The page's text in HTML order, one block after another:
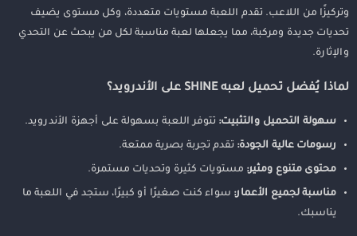
وتركيزًا من اللاعب. تقدم اللعبة مستويات متعددة، وكل مستوى يضيف
تحديات جديدة ومركبة، مما يجعلها لعبة مناسبة لكل من يبحث عن التحدي
والإثارة.
لماذا يُفضل تحميل لعبه SHINE على الأندرويد؟
سهولة التحميل والتثبيت: تتوفر اللعبة بسهولة على أجهزة الأندرويد.
رسومات عالية الجودة: تقدم تجربة بصرية ممتعة.
محتوى متنوع ومثير: مستويات كثيرة وتحديات مستمرة.
مناسبة لجميع الأعمار: سواء كنت صغيرًا أو كبيرًا، ستجد في اللعبة ما
يناسبك.